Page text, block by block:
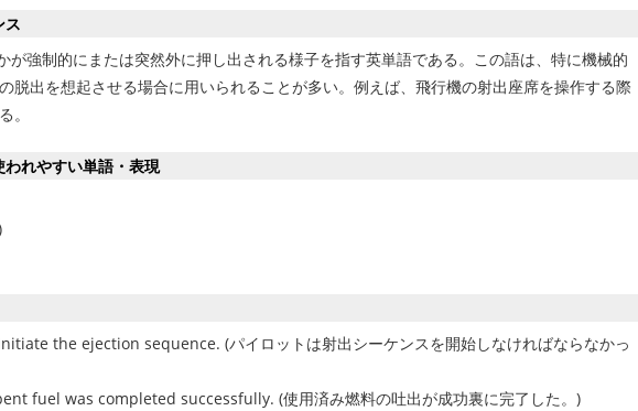
ス
が強制的にまたは突然外に押し出される様子を指す英単語である。この語は、特に機械的
脱出を想起させる場合に用いられることが多い。例えば、飛行機の射出座席を操作する際
。
れやすい単語・表現
the ejection sequence. (パイロットは射出シーケンスを開始しなければならなかっ
fuel was completed successfully. (使用済み燃料の吐出が成功裏に完了した。)